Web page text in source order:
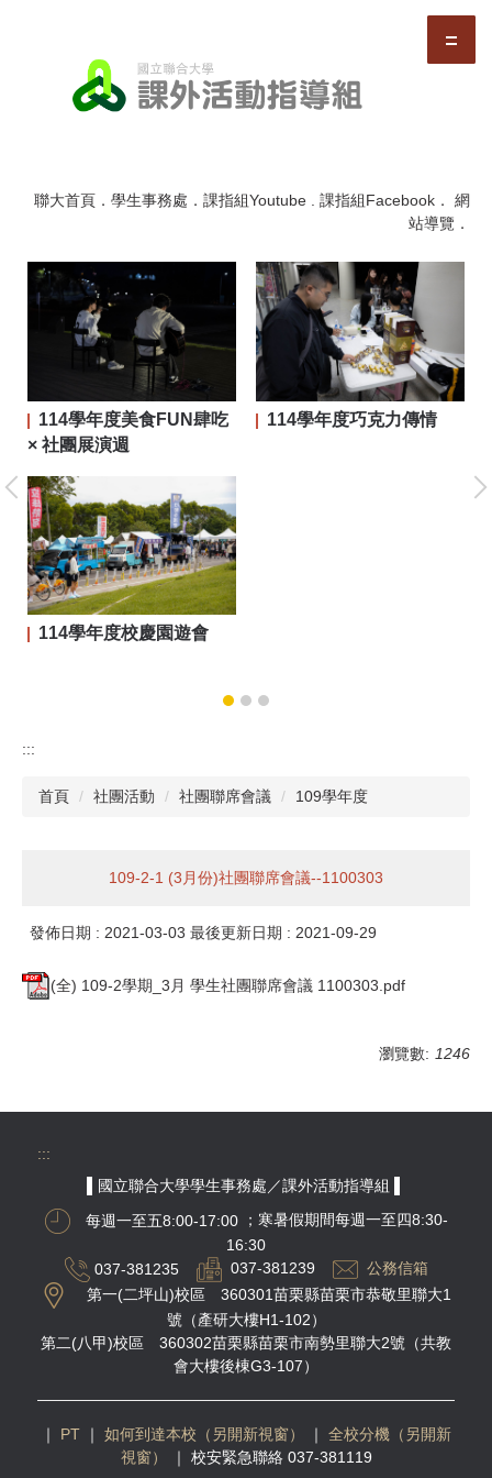
聯大首頁 ． 學生事務處 ． 課指組Youtube . 課指組Facebook ． 網
站導覽 ．
114學年度美食FUN肆吃
× 社團展演週
114學年度巧克力傳情
114學年度校慶園遊會
:::
首頁 社團活動 社團聯席會議 109學年度
109-2-1 (3月份)社團聯席會議--1100303
發佈日期 : 2021-03-03 最後更新日期 : 2021-09-29
(全) 109-2學期_3月 學生社團聯席會議 1100303.pdf
瀏覽數: 1246
:::
▌國立聯合大學學生事務處／課外活動指導組 ▌
每週一至五8:00-17:00
；寒暑假期間每週一至四8:30-
16:30
037-381235
037-381239
公務信箱
第一(二坪山)校區 360301苗栗縣苗栗市恭敬里聯大1
號（產研大樓H1-102）
第二(八甲)校區 360302苗栗縣苗栗市南勢里聯大2號（共教
會大樓後棟G3-107）
｜ PT ｜ 如何到達本校（另開新視窗） ｜ 全校分機（另開新
視窗）
｜ 校安緊急聯絡 037-381119